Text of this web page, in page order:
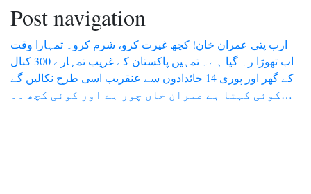
Post navigation
‏ارب پتی عمران خان! کچھ غیرت کرو، شرم کرو۔ تمہارا وقت
اب تھوڑا رہ گیا ہے۔ تمہیں پاکستان کے غریب تمہارے 300 کنال
کے گھر اور پوری 14 جائدادوں سے عنقریب اسی طرح نکالیں گے
کوئی کہتا ہے عمران خان چور ہے اور کوئی کچھ ۔۔…